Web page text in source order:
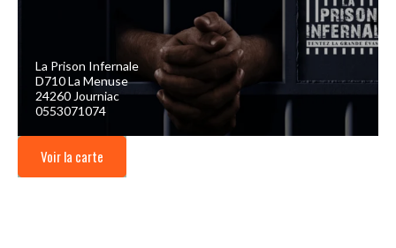
La Prison Infernale
D710 La Menuse
24260 Journiac
0553071074
Voir la carte